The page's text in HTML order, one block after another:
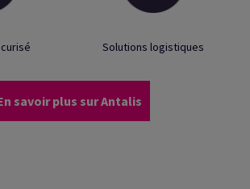
Solutions logistiques
savoir plus sur Antalis